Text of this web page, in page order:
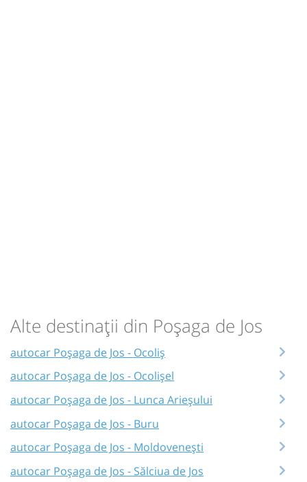
Alte destinații din Poșaga de Jos
autocar Poșaga de Jos - Ocoliș
autocar Poșaga de Jos - Ocolișel
autocar Poșaga de Jos - Lunca Arieșului
autocar Poșaga de Jos - Buru
autocar Poșaga de Jos - Moldovenești
autocar Poșaga de Jos - Sălciua de Jos